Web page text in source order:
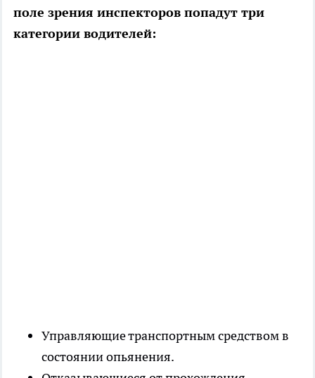
поле зрения инспекторов попадут три
категории водителей:
Управляющие транспортным средством в
состоянии опьянения.